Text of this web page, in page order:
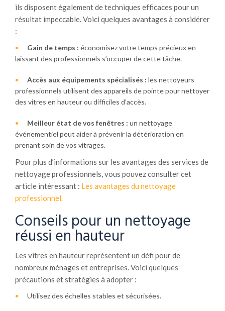
ils disposent également de techniques efficaces pour un
résultat impeccable. Voici quelques avantages à considérer
:
Gain de temps : économisez votre temps précieux en
laissant des professionnels s’occuper de cette tâche.
Accès aux équipements spécialisés : les nettoyeurs
professionnels utilisent des appareils de pointe pour nettoyer
des vitres en hauteur ou difficiles d’accès.
Meilleur état de vos fenêtres : un nettoyage
événementiel peut aider à prévenir la détérioration en
prenant soin de vos vitrages.
Pour plus d’informations sur les avantages des services de
nettoyage professionnels, vous pouvez consulter cet
article intéressant : Les avantages du nettoyage
professionnel.
Conseils pour un nettoyage
réussi en hauteur
Les vitres en hauteur représentent un défi pour de
nombreux ménages et entreprises. Voici quelques
précautions et stratégies à adopter :
Utilisez des échelles stables et sécurisées.